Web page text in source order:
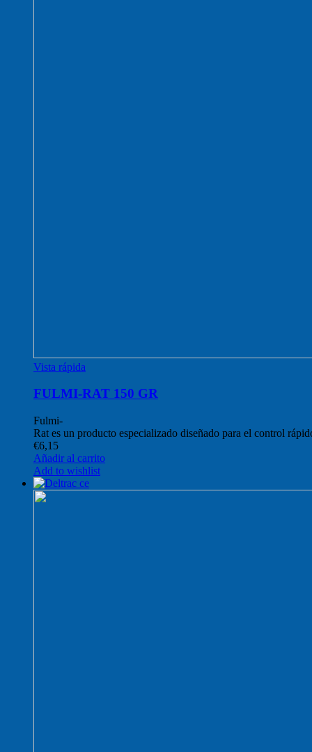
Vista rápida
FULMI-RAT 150 GR
Fulmi-
Rat es un producto especializado diseñado para el control
€6,15
Añadir al carrito
Add to wishlist